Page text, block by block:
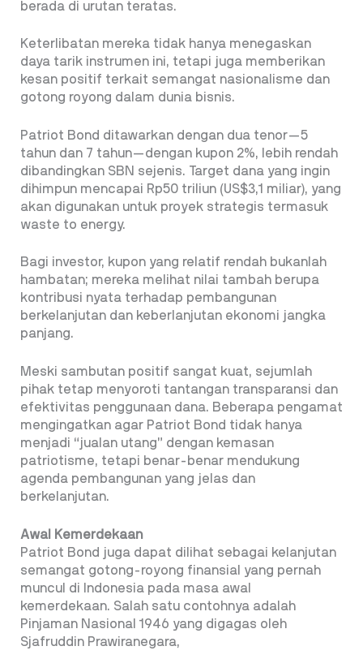
berada di urutan teratas.
Keterlibatan mereka tidak hanya menegaskan
daya tarik instrumen ini, tetapi juga memberikan
kesan positif terkait semangat nasionalisme dan
gotong royong dalam dunia bisnis.
Patriot Bond ditawarkan dengan dua tenor—5
tahun dan 7 tahun—dengan kupon 2%, lebih rendah
dibandingkan SBN sejenis. Target dana yang ingin
dihimpun mencapai Rp50 triliun (US$3,1 miliar), yang
akan digunakan untuk proyek strategis termasuk
waste to energy.
Bagi investor, kupon yang relatif rendah bukanlah
hambatan; mereka melihat nilai tambah berupa
kontribusi nyata terhadap pembangunan
berkelanjutan dan keberlanjutan ekonomi jangka
panjang.
Meski sambutan positif sangat kuat, sejumlah
pihak tetap menyoroti tantangan transparansi dan
efektivitas penggunaan dana. Beberapa pengamat
mengingatkan agar Patriot Bond tidak hanya
menjadi “jualan utang” dengan kemasan
patriotisme, tetapi benar-benar mendukung
agenda pembangunan yang jelas dan
berkelanjutan.
Awal Kemerdekaan
Patriot Bond juga dapat dilihat sebagai kelanjutan
semangat gotong-royong finansial yang pernah
muncul di Indonesia pada masa awal
kemerdekaan. Salah satu contohnya adalah
Pinjaman Nasional 1946 yang digagas oleh
Sjafruddin Prawiranegara,